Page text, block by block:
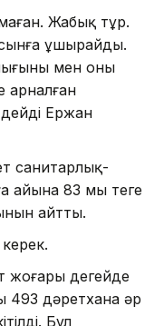
Жабық тұр.
ұшырайды.
мен оны
арналған
Ержан
санитарлық-
айына 83 мың теңге
айтты.
керек.
жоғары деңгейде
493 дәретхана әр
Бұл